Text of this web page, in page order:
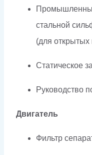
стальной
(для открытых
Статическое
Руководство
Двигатель
Фильтр